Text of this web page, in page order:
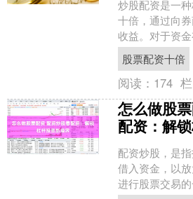
炒股配资是一
十倍，通过向
收益。对于资
资可以提供更大
机遇。 1. 资源
股票配资十倍
阅读： 174
怎么做股
配资：解
配资炒股，是
借入资金，以
进行股票交易